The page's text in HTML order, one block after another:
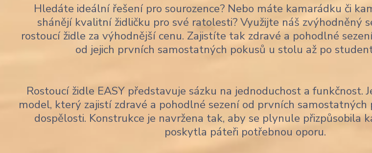
Hledáte ideální řešení pro sourozence? Nebo máte kamarádku či
shánějí kvalitní židličku pro své ratolesti? Využijte náš zvýhodněný
rostoucí židle za výhodnější cenu. Zajistíte tak zdravé a pohodlné
od jejich prvních samostatných pokusů u stolu až po
Rostoucí židle EASY představuje sázku na jednoduchost a funkčnost.
model, který zajistí zdravé a pohodlné sezení od prvních samostatných
dospělosti. Konstrukce je navržena tak, aby se plynule přizpůsobila
poskytla páteři potřebnou oporu.